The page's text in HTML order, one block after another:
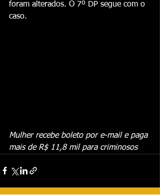
foram alterados. O 7º DP segue com o
caso.
Mulher recebe boleto por e-mail e paga
mais de R$ 11,8 mil para criminosos